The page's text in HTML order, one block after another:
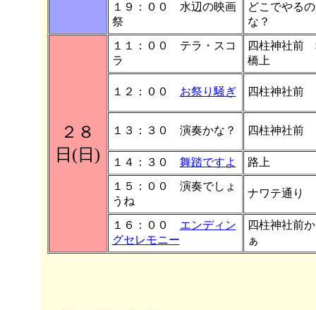
１９：００ 水辺の映画
祭
どこでやる
な？
２８
日(日)
１１：００ テラ・スコ
ラ
四柱神社前
橋上
１２：００ お祭り騒ぎ 四柱神社前
１３：３０ 演奏かな？ 四柱神社前
１４：３０ 舞踏ですよ
路上
１５：００ 演奏でしょ
うね
ナワテ通り
１６：００ エンディン
グセレモニー
四柱神社前
ぁ